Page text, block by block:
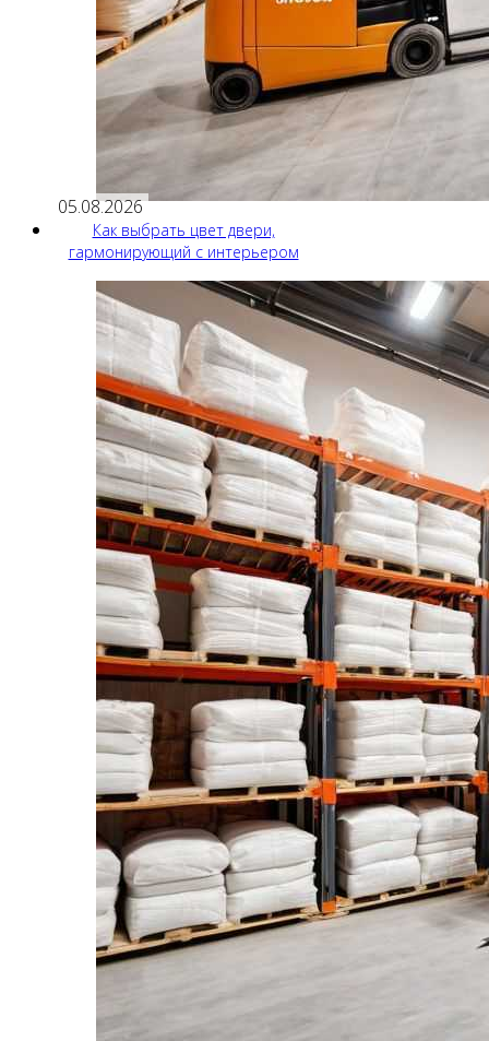
05.08.2026
Как выбрать цвет двери,
гармонирующий с интерьером